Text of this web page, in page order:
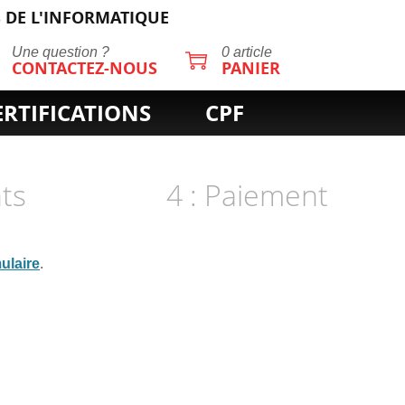
DE L'INFORMATIQUE
Une question ?
CONTACTEZ-NOUS
0 article
PANIER
CPF
4 : Paiement
.